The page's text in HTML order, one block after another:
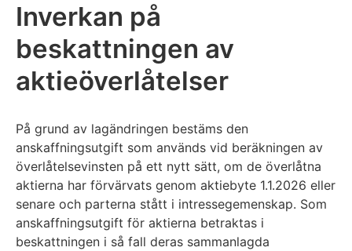
Inverkan på
beskattningen av
aktieöverlåtelser
På grund av lagändringen bestäms den
anskaffningsutgift som används vid beräkningen av
överlåtelsevinsten på ett nytt sätt, om de överlåtna
aktierna har förvärvats genom aktiebyte 1.1.2026 eller
senare och parterna stått i intressegemenskap. Som
anskaffningsutgift för aktierna betraktas i
beskattningen i så fall deras sammanlagda